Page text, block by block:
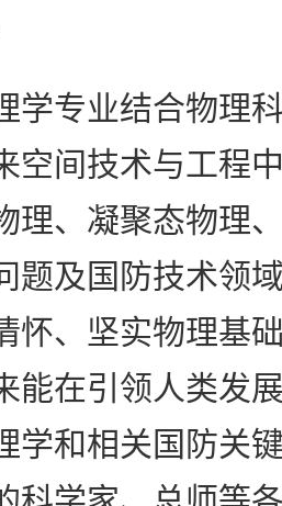
专业结合物理科
空间技术与工程
理、凝聚态物理
题及国防技术领
怀、坚实物理基
能在引领人类发
学和相关国防关